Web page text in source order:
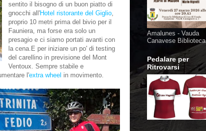
sentito il bisogno di un buon piatto di
gnocchi all'Hotel ristorante del Giglio,
proprio 10 metri prima del bivio per il
Fauniera, ma forse era solo un
presagio e ci siamo portati avanti con
la cena.E per iniziare un po' di testing
del carellino in previsione del Mont
Ventoux. Sempre stabile e
l'extra wheel in movimento.
Amalunes - Vauda
Canavese Biblioteca
Pedalare per
Ritrovarsi